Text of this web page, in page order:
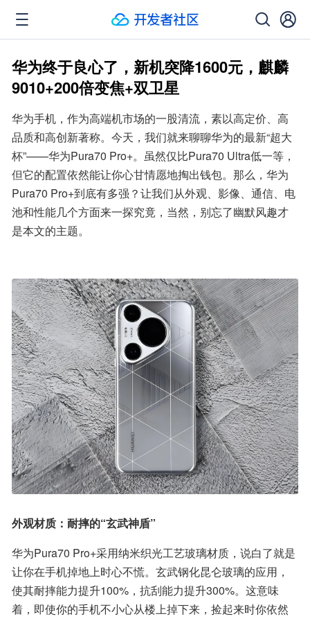
华为终于良心了，新机突降1600元，麒麟
9010+200倍变焦+双卫星
华为手机，作为高端机市场的一股清流，素以高定价、高
品质和高创新著称。今天，我们就来聊聊华为的最新“超大
杯”——华为Pura70 Pro+。虽然仅比Pura70 Ultra低一等，
但它的配置依然能让你心甘情愿地掏出钱包。那么，华为
Pura70 Pro+到底有多强？让我们从外观、影像、通信、电
池和性能几个方面来一探究竟，当然，别忘了幽默风趣才
是本文的主题。
外观材质：耐摔的“玄武神盾”
华为Pura70 Pro+采用纳米织光工艺玻璃材质，说白了就是
让你在手机掉地上时心不慌。玄武钢化昆仑玻璃的应用，
使其耐摔能力提升100%，抗刮能力提升300%。这意味
着，即使你的手机不小心从楼上掉下来，捡起来时你依然